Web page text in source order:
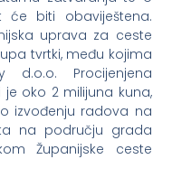
će biti obaviještena.
uprava za ceste
tvrtki, među kojima
d.o.o. Procijenjena
oko 2 milijuna kuna,
izvođenju radova na
na području grada
Županijske ceste